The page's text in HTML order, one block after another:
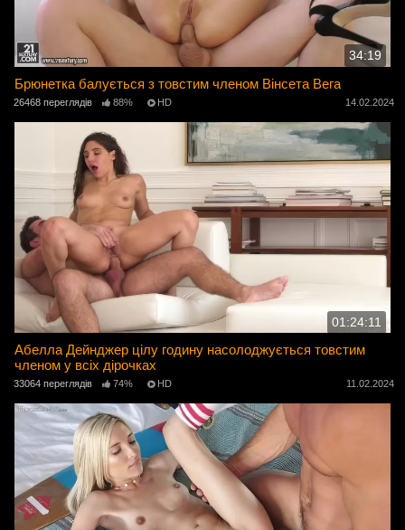
34:19
Брюнетка балується з товстим членом Вінсета Вега
26468 переглядів 88% HD 14.02.2024
01:24:11
Абелла Дейнджер цілу годину насолоджується товстим
членом у всіх дірочках
33064 переглядів 74% HD 11.02.2024